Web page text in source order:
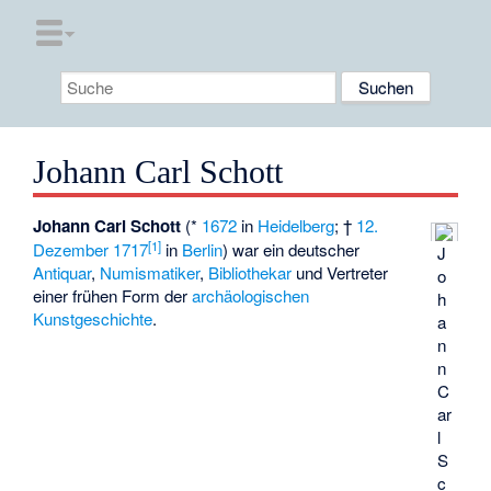
Johann Carl Schott
J
o
h
a
n
n
C
ar
l
S
c
Johann Carl Schott (* 1672 in Heidelberg; † 12.
Dezember 1717[1] in Berlin) war ein deutscher
Antiquar, Numismatiker, Bibliothekar und Vertreter
einer frühen Form derarchäologischen
Kunstgeschichte.